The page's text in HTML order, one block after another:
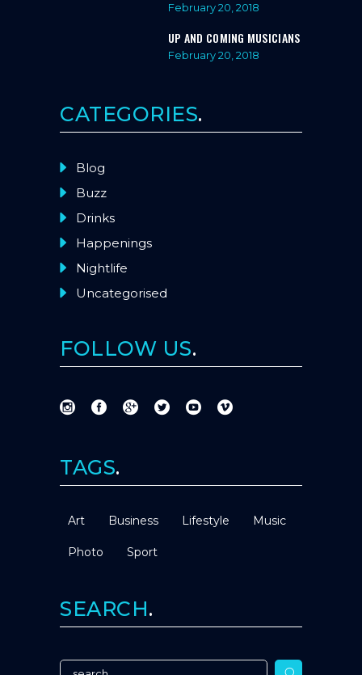
February 20, 2018
UP AND COMING MUSICIANS
February 20, 2018
CATEGORIES
Blog
Buzz
Drinks
Happenings
Nightlife
Uncategorised
FOLLOW US
TAGS
Art Business Lifestyle Music
Photo Sport
SEARCH
Search